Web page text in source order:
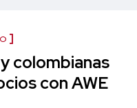
colombianas
con AWE